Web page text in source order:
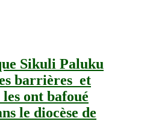
Sikuli Paluku
barrières et
ont bafoué
le diocèse de